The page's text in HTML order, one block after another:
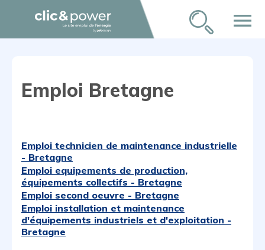
menu
Emploi Bretagne
Emploi technicien de maintenance industrielle
- Bretagne
Emploi equipements de production,
équipements collectifs - Bretagne
Emploi second oeuvre - Bretagne
Emploi installation et maintenance
d'équipements industriels et d'exploitation -
Bretagne